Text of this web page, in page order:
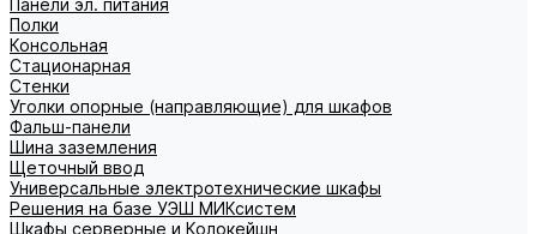
Панели эл. питания
Полки
Консольная
Стационарная
Стенки
Уголки опорные (направляющие) для шкафов
Фальш-панели
Шина заземления
Щеточный ввод
Универсальные электротехнические шкафы
Решения на базе УЭШ МИКсистем
Шкафы серверные и Колокейшн